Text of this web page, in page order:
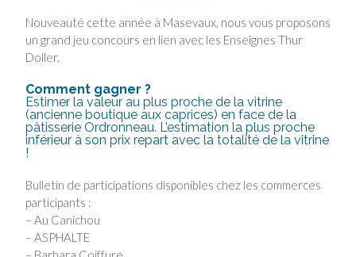
Nouveauté cette année à Masevaux, nous vous proposons
un grand jeu concours en lien avec les Enseignes Thur
Doller.
Comment gagner ?
Estimer la valeur au plus proche de la vitrine
(ancienne boutique aux caprices) en face de la
pâtisserie Ordronneau. L’estimation la plus proche
inférieur à son prix repart avec la totalité de la vitrine
!
Bulletin de participations disponibles chez les commerces
participants :
– Au Canichou
– ASPHALTE